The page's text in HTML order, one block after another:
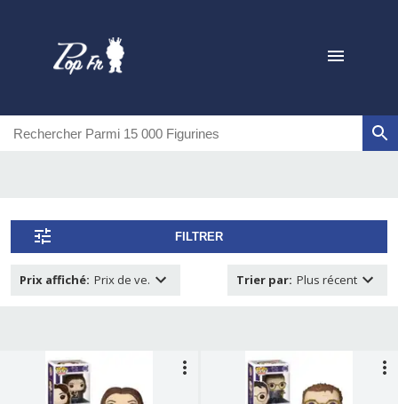
FILTRER
Prix affiché: Prix de ve. Trier par: Plus récent